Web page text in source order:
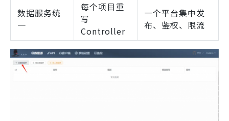
数据服务统
一
每个项目重
写
Controller
一个平台集中发
布、鉴权、限流